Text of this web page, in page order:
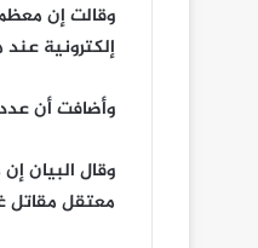
وقالت إن
إلكترونية
وأضافت أن عدد
معتقل مقاتل غير شرعي،